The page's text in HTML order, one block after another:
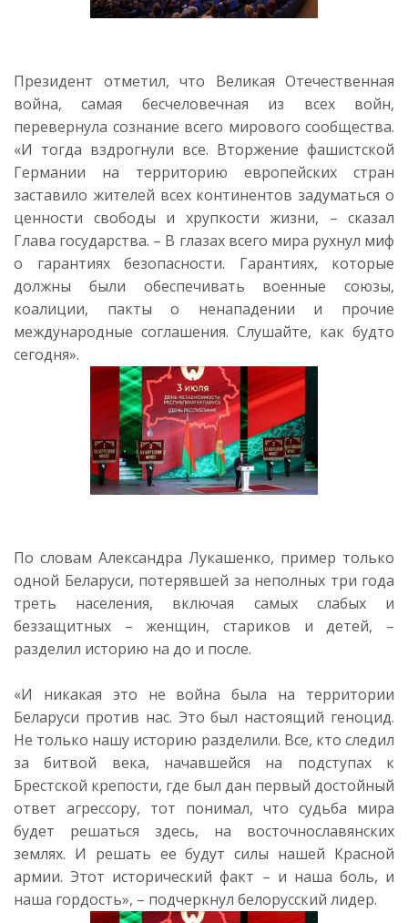
Президент отметил, что Великая Отечественная
война, самая бесчеловечная из всех войн,
перевернула сознание всего мирового сообщества.
«И тогда вздрогнули все. Вторжение фашистской
Германии на территорию европейских стран
заставило жителей всех континентов задуматься о
ценности свободы и хрупкости жизни, – сказал
Глава государства. – В глазах всего мира рухнул миф
о гарантиях безопасности. Гарантиях, которые
должны были обеспечивать военные союзы,
коалиции, пакты о ненападении и прочие
международные соглашения. Слушайте, как будто
сегодня».
По словам Александра Лукашенко, пример только
одной Беларуси, потерявшей за неполных три года
треть населения, включая самых слабых и
беззащитных – женщин, стариков и детей, –
разделил историю на до и после.
«И никакая это не война была на территории
Беларуси против нас. Это был настоящий геноцид.
Не только нашу историю разделили. Все, кто следил
за битвой века, начавшейся на подступах к
Брестской крепости, где был дан первый достойный
ответ агрессору, тот понимал, что судьба мира
будет решаться здесь, на восточнославянских
землях. И решать ее будут силы нашей Красной
армии. Этот исторический факт – и наша боль, и
наша гордость», – подчеркнул белорусский лидер.